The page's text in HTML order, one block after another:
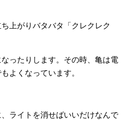
上がりバタバタ「クレクレク
ったりします。その時、亀は電
よくなっています。
ライトを消せばいいだけなんで